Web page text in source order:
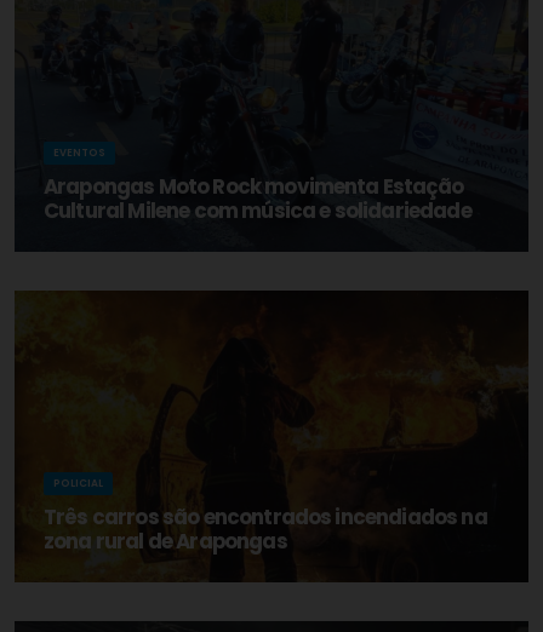
EVENTOS
Arapongas Moto Rock movimenta Estação
Cultural Milene com música e solidariedade
POLICIAL
Três carros são encontrados incendiados na
zona rural de Arapongas